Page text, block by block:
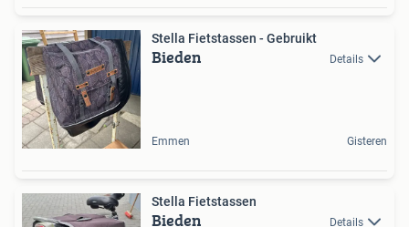
Stella Fietstassen - Gebruikt
Bieden Details
Emmen Gisteren
Stella Fietstassen
Bieden Details